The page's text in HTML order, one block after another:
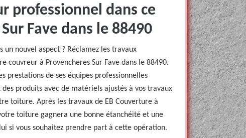
professionnel dans ce
Fave dans le 88490
nouvel aspect ? Réclamez les travaux
couvreur à Provencheres Sur Fave dans le 88490.
prestations de ses équipes professionnelles
produits avec de matériels ajustés à vos travaux
toiture. Après les travaux de EB Couverture à
toiture gagnera une bonne étanchéité et une
si vous souhaitez prendre part à cette opération.